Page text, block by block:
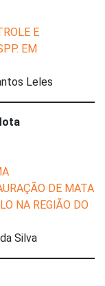
E
EM
Leles
DE MATA
NA REGIÃO DO
Silva